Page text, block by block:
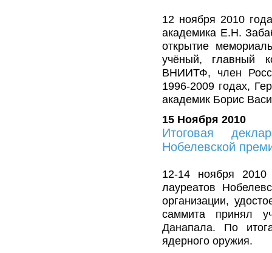
12 ноября 2010
академика Е.Н.
открытие
учёный, главный
ВНИИТФ, член
1996-2009 годах,
академик Борис
15 Ноября 2010
Итоговая
Нобелевской
12-14 ноября
лауреатов
организации,
саммита принял
Данапала. По
ядерного оружия.